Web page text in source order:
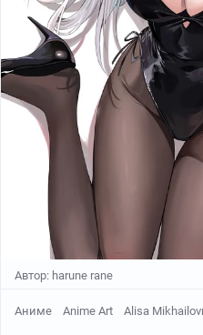
Автор: harune rane
Аниме Anime Art Alisa